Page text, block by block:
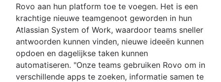
Rovo aan hun platform toe te voegen. Het is een
krachtige nieuwe teamgenoot geworden in hun
Atlassian System of Work, waardoor teams sneller
antwoorden kunnen vinden, nieuwe ideeën kunnen
opdoen en dagelijkse taken kunnen
automatiseren. "Onze teams gebruiken Rovo om in
verschillende apps te zoeken, informatie samen te